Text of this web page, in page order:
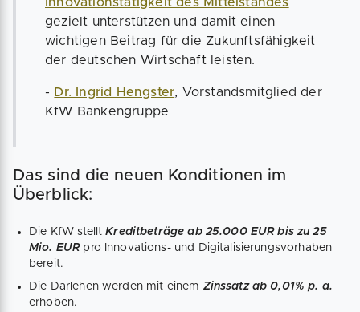
Innovationstätigkeit des Mittelstandes
gezielt unterstützen und damit einen
wichtigen Beitrag für die Zukunftsfähigkeit
der deutschen Wirtschaft leisten.
- Dr. Ingrid Hengster, Vorstandsmitglied der
KfW Bankengruppe
Das sind die neuen Konditionen im
Überblick:
Die KfW stelltKreditbeträge ab 25.000 EUR bis zu 25
Mio. EURpro Innovations- und Digitalisierungsvorhaben
bereit.
Die Darlehen werden mit einem Zinssatz ab 0,01% p. a.
erhoben.